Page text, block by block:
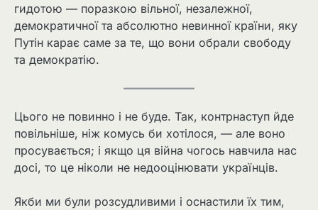
гидотою — поразкою вільної, незалежної,
демократичної та абсолютно невинної країни, яку
Путін карає саме за те, що вони обрали свободу
та демократію.
Цього не повинно і не буде. Так, контрнаступ йде
повільніше, ніж комусь би хотілося, — але воно
просувається; і якщо ця війна чогось навчила нас
досі, то це ніколи не недооцінювати українців.
Якби ми були розсудливими і оснастили їх тим,